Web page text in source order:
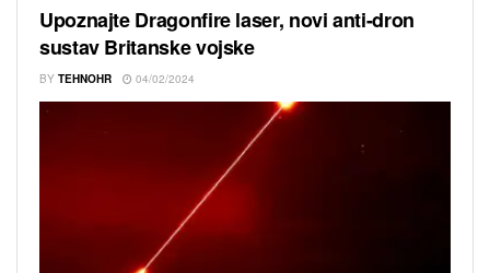
Upoznajte Dragonfire laser, novi anti-dron
sustav Britanske vojske
BY TEHNOHR 04/02/2024